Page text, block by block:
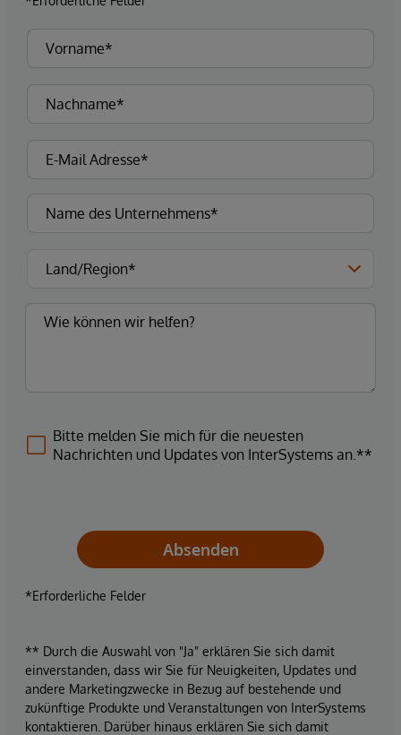
Bitte melden Sie mich für die neuesten
Nachrichten und Updates von InterSystems an.**
Absenden
*Erforderliche Felder
** Durch die Auswahl von "Ja" erklären Sie sich damit
einverstanden, dass wir Sie für Neuigkeiten, Updates und
andere Marketingzwecke in Bezug auf bestehende und
zukünftige Produkte und Veranstaltungen von InterSystems
kontaktieren. Darüber hinaus erklären Sie sich damit